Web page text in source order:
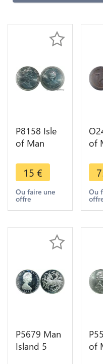
P8158 Isle
of Man
Elizabeth II
Queen
Mother
1985 UNC -
15 €
Ou faire une
offre
of
Ou
P5679 Man
Island 5
of